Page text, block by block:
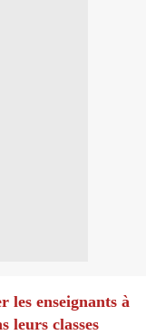
les enseignants à
leurs classes